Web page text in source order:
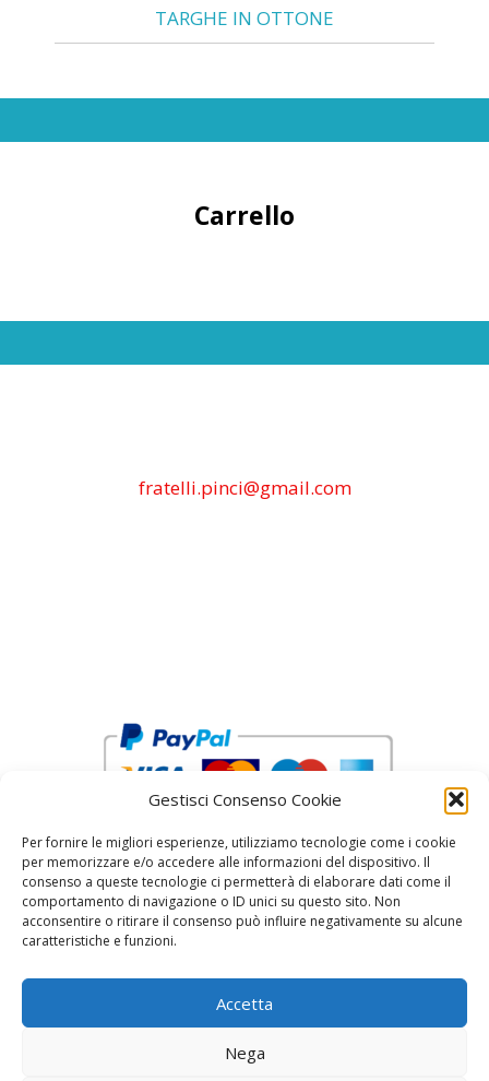
Gestisci Consenso Cookie
Per fornire le migliori esperienze, utilizziamo tecnologie come i cookie
per memorizzare e/o accedere alle informazioni del dispositivo. Il
consenso a queste tecnologie ci permetterà di elaborare dati come il
comportamento di navigazione o ID unici su questo sito. Non
acconsentire o ritirare il consenso può influire negativamente su alcune
caratteristiche e funzioni.
Accetta
Nega
TARGHE IN OTTONE
Carrello
fratelli.pinci@gmail.com
reCAPTCHA Google’s Privacy Policy and